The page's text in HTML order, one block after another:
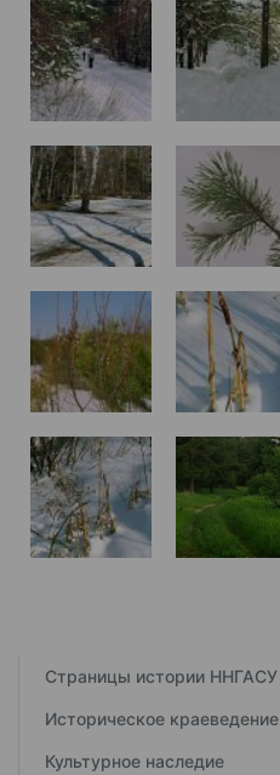
Страницы истории ННГАСУ
Историческое краеведение
Культурное наследие